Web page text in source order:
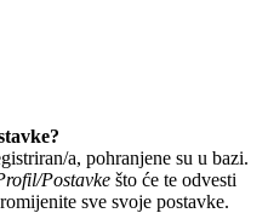
a, pohranjene su u bazi.
Postavke što će te odvesti
sve svoje postavke.